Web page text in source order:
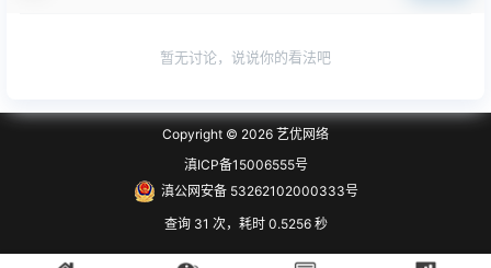
暂无讨论，说说你的看法吧
Copyright © 2026 艺优网络
滇ICP备15006555号
滇公网安备 53262102000333号
查询 31 次，耗时 0.5256 秒